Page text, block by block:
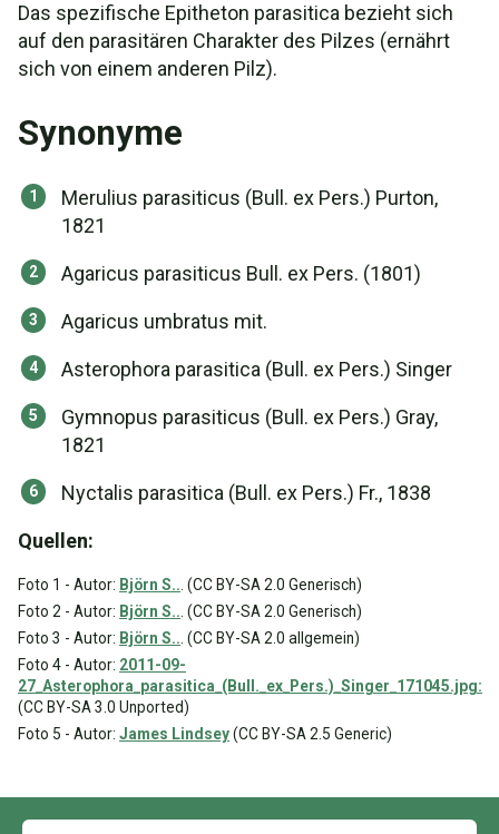
Das spezifische Epitheton parasitica bezieht sich
auf den parasitären Charakter des Pilzes (ernährt
sich von einem anderen Pilz).
Synonyme
Merulius parasiticus (Bull. ex Pers.) Purton,
1821
Agaricus parasiticus Bull. ex Pers. (1801)
Agaricus umbratus mit.
Asterophora parasitica (Bull. ex Pers.) Singer
Gymnopus parasiticus (Bull. ex Pers.) Gray,
1821
Nyctalis parasitica (Bull. ex Pers.) Fr., 1838
Quellen:
Foto 1 - Autor: Björn S.. . (CC BY-SA 2.0 Generisch)
Foto 2 - Autor: Björn S.. . (CC BY-SA 2.0 Generisch)
Foto 3 - Autor: Björn S.. . (CC BY-SA 2.0 allgemein)
Foto 4 - Autor: 2011-09-
27_Asterophora_parasitica_(Bull._ex_Pers.)_Singer_171045.jpg:
(CC BY-SA 3.0 Unported)
Foto 5 - Autor: James Lindsey(CC BY-SA 2.5 Generic)